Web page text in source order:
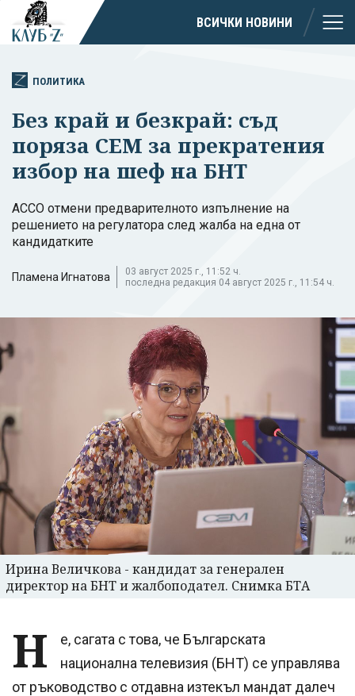
ВСИЧКИ НОВИНИ
ПОЛИТИКА
Без край и безкрай: съд
поряза СЕМ за прекратения
избор на шеф на БНТ
АССО отмени предварителното изпълнение на
решението на регулатора след жалба на една от
кандидатките
Пламена Игнатова
03 август 2025 г., 11:52 ч.
последна редакция 04 август 2025 г., 11:54 ч.
Ирина Величкова - кандидат за генерален
директор на БНТ и жалбоподател. Снимка БТА
Н
е, сагата с това, че Българската
национална телевизия (БНТ) се управлява
от ръководство с отдавна изтекъл мандат далеч